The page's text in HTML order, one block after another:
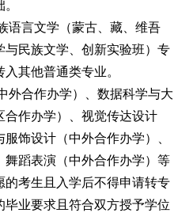
言文学（蒙古、藏、维吾
民族文学、创新实验班）专
其他普通类专业。
合作办学）、数据科学与大
作办学）、视觉传达设计
服饰设计（中外合作办学）、
蹈表演（中外合作办学）等
考生且入学后不得申请转专
业要求且符合双方授予学位